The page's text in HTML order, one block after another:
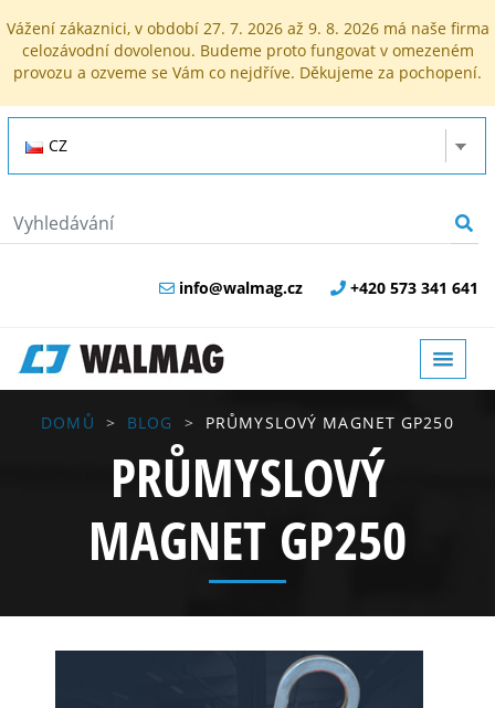
Vážení zákaznici, v období 27. 7. 2026 až 9. 8. 2026 má naše firma
celozávodní dovolenou. Budeme proto fungovat v omezeném
provozu a ozveme se Vám co nejdříve. Děkujeme za pochopení.
CZ
+420 573 341 641
info@walmag.cz
DOMŮ BLOG PRŮMYSLOVÝ MAGNET GP250
PRŮMYSLOVÝ
MAGNET GP250